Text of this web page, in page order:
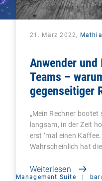
21. März 2022,
Anwender und
Teams –
gegenseitiger
„Mein Rechner bootet
langsam, in der Zeit
erst ‘mal einen Kaffee.
Wahrscheinlich hat
Weiterlesen
Management Suite |